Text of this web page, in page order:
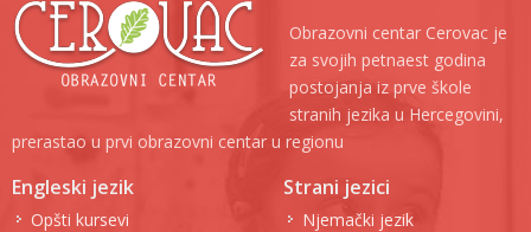
Obrazovni centar Cerovac je
za svojih petnaest godina
postojanja iz prve škole
stranih jezika u Hercegovini,
prerastao u prvi obrazovni centar u regionu
Engleski jezik
Opšti kursevi
Strani jezici
Njemački jezik